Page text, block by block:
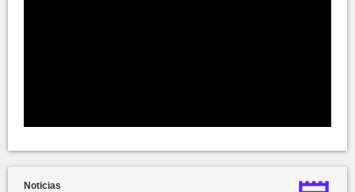
Noticias